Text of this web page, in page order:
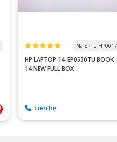
Mã SP: LTHP0017
HP LAPTOP 14-EP0550TU BOOK
14 NEW FULL BOX
Liên hệ